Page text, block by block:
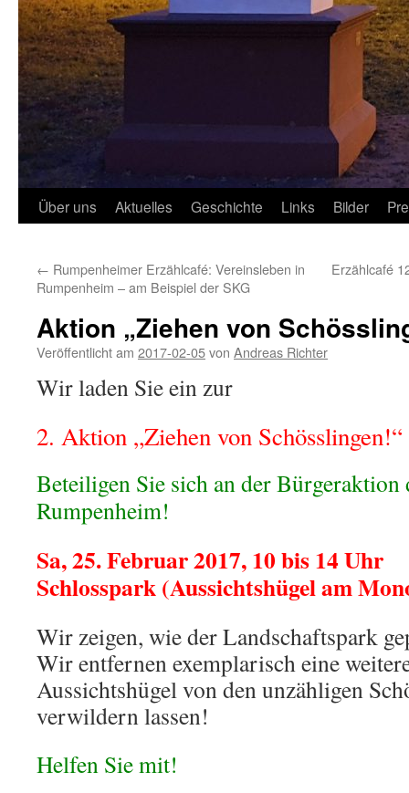
Über uns Aktuelles Geschichte Links Bilder
← Rumpenheimer Erzählcafé: Vereinsleben in
Rumpenheim – am Beispiel der SKG
Erzählcafé
Aktion „Ziehen von
Veröffentlicht am 2017-02-05von Andreas Richter
Wir laden Sie ein zur
2. Aktion „Ziehen von Schösslingen!“
Beteiligen Sie sich an der
Rumpenheim!
Sa, 25. Februar 2017, 10 bis 14 Uhr
Schlosspark (Aussichtshügel am
Wir zeigen, wie der Landschaftspark
Wir entfernen exemplarisch eine
Aussichtshügel von den unzähligen
verwildern lassen!
Helfen Sie mit!